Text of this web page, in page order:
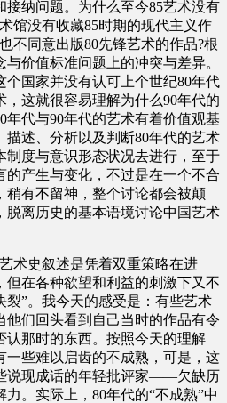
接纳问题。为什么至今85艺术没有
馆没有收藏85时期的现代主义作
不同意出版80先锋艺术的作品?根
价值标准问题上的冲突与差异。
个国家并没有认可上个世纪80年代
，这就很容易理解为什么90年代的
年代与90年代的艺术有着价值观基
描述、分析以及判断80年代的艺术
制度与意识形态状况去进行，至于
的产生与变化，不过是在一个不合
稍有不留神，整个讨论都会被颠
脱离历史的基本语境讨论中国艺术
史叙述是凭着双重策略在进
但在各种欲望和利益的刺激下又不
裂”。我今天的感受是：有些艺术
他们回头看到自己当时的作品有令
认那时的东西。按照今天的理解
一些难以启齿的不成熟，可是，这
现成话的年轻批评家——欠缺历
。实际上，80年代的“不成熟”中